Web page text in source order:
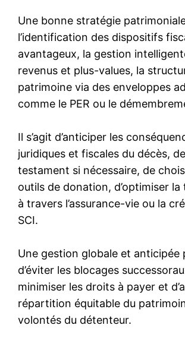
Une bonne stratégie
l’identification des dispositifs
avantageux, la gestion
revenus et plus-values, la
patrimoine via des enveloppes
comme le PER ou le
Il s’agit d’anticiper les
juridiques et fiscales du décès,
testament si nécessaire, de
outils de donation, d’optimiser la
à travers l’assurance-vie ou la
SCI.
Une gestion globale et anticipée
d’éviter les blocages
minimiser les droits à payer et
répartition équitable du
volontés du détenteur.